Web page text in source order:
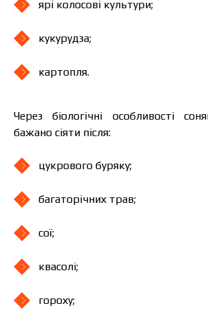
ярі колосові культури;
кукурудза;
картопля.
Через біологічні особливості
бажано сіяти після:
цукрового буряку;
багаторічних трав;
сої;
квасолі;
гороху;